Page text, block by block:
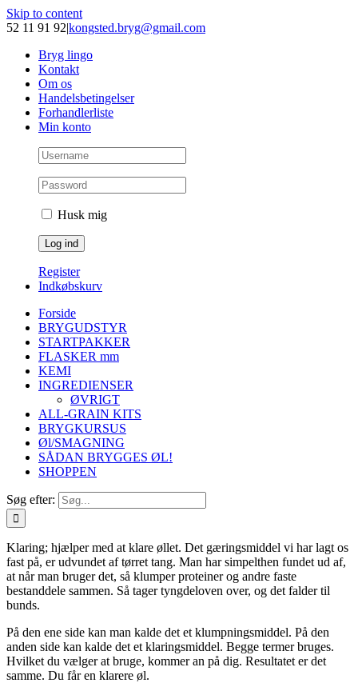
Skip to content
52 11 91 92|kongsted.bryg@gmail.com
Bryg lingo
Kontakt
Om os
Handelsbetingelser
Forhandlerliste
Min konto
Husk mig
Register
Indkøbskurv
Forside
BRYGUDSTYR
STARTPAKKER
FLASKER mm
KEMI
INGREDIENSER
ØVRIGT
ALL-GRAIN KITS
BRYGKURSUS
Øl/SMAGNING
SÅDAN BRYGGES ØL!
SHOPPEN
Søg efter:
Klaring; hjælper med at klare øllet. Det gæringsmiddel vi har lagt os
fast på, er udvundet af tørret tang. Man har simpelthen fundet ud af,
at når man bruger det, så klumper proteiner og andre faste
bestanddele sammen. Så tager tyngdeloven over, og det falder til
bunds.
På den ene side kan man kalde det et klumpningsmiddel. På den
anden side kan kalde det et klaringsmiddel. Begge termer bruges.
Hvilket du vælger at bruge, kommer an på dig. Resultatet er det
samme. Du får en klarere øl.